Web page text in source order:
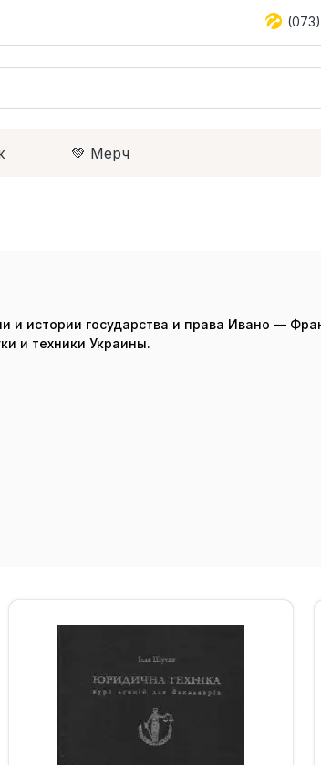
💚 Мерч
истории государства и права Ивано —
и техники Украины.